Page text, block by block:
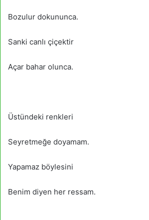
Bozulur dokununca.
Sanki canlı çiçektir
Açar bahar olunca.
Üstündeki renkleri
Seyretmeğe doyamam.
Yapamaz böylesini
Benim diyen her ressam.